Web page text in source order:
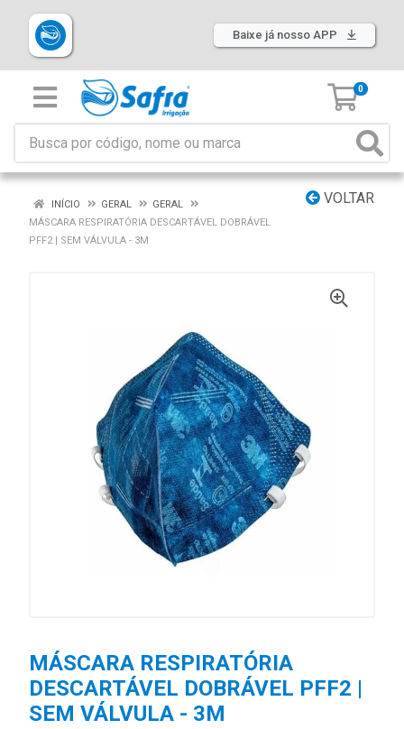
Baixe já nosso APP
0
VOLTAR
INÍCIO GERAL
GERAL
MÁSCARA RESPIRATÓRIA DESCARTÁVEL DOBRÁVEL
PFF2 | SEM VÁLVULA - 3M
MÁSCARA RESPIRATÓRIA
DESCARTÁVEL DOBRÁVEL PFF2 |
SEM VÁLVULA - 3M